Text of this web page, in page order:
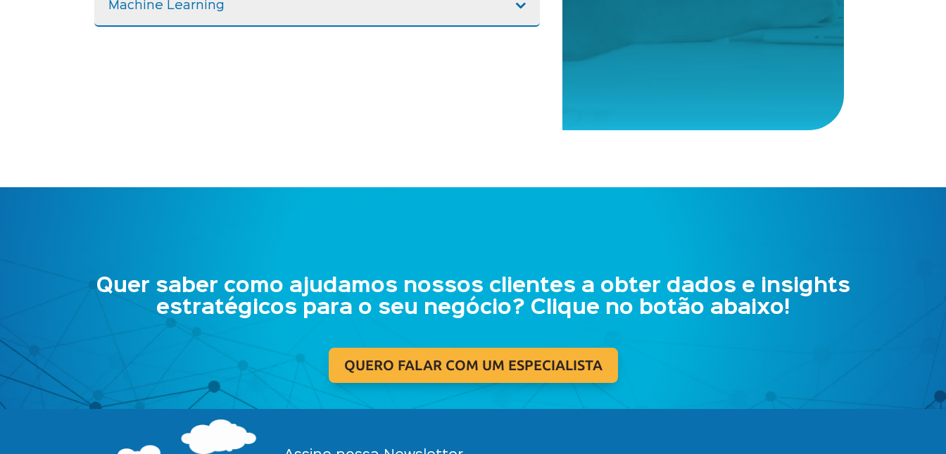
Machine Learning
Quer saber como ajudamos nossos clientes a obter dados e insights
estratégicos para o seu negócio? Clique no botão abaixo!
QUERO FALAR COM UM ESPECIALISTA